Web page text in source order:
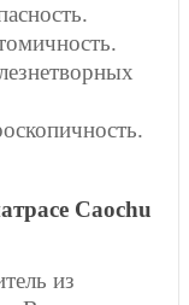
Caochu
из